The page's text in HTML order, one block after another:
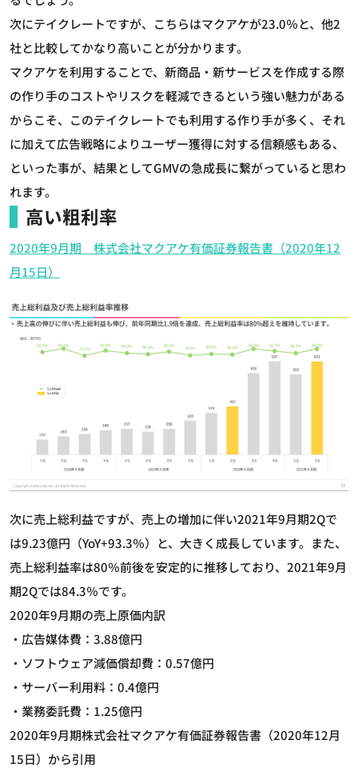
次にテイクレートですが、こちらはマクアケが23.0％と、他2
社と比較してかなり高いことが分かります。
マクアケを利用することで、新商品・新サービスを作成する際
の作り手のコストやリスクを軽減できるという強い魅力がある
からこそ、このテイクレートでも利用する作り手が多く、それ
に加えて広告戦略によりユーザー獲得に対する信頼感もある、
といった事が、結果としてGMVの急成長に繋がっていると思わ
れます。
高い粗利率
2020年9月期 株式会社マクアケ有価証券報告書（2020年12
月15日）
次に売上総利益ですが、売上の増加に伴い2021年9月期2Qで
は9.23億円（YoY+93.3％）と、大きく成長しています。また、
売上総利益率は80％前後を安定的に推移しており、2021年9月
期2Qでは84.3％です。
2020年9月期の売上原価内訳
・広告媒体費：3.88億円
・ソフトウェア減価償却費：0.57億円
・サーバー利用料：0.4億円
・業務委託費：1.25億円
2020年9月期株式会社マクアケ有価証券報告書（2020年12月
15日）から引用